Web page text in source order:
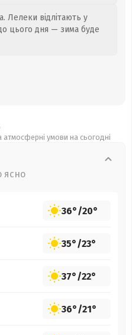
Лелеки відлітають у
цього дня — зима буде
умови на сьогодні
ясно
36°/20°
35°/23°
37°/22°
36°/21°